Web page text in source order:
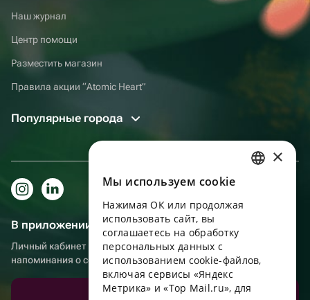
Наш журнал
Центр помощи
Разместить магазин
Правила акции “Atomic Heart”
Популярные города
В приложении еще удобнее!
Личный кабинет получателя, больше бонусов за покупки и
напоминания о событиях
Скачать приложение
ENGLISH
UKRAINIAN
PORTUGUESE
×
Мы используем сookie
Нажимая ОК или продолжая
использовать сайт, вы
соглашаетесь на обработку
персональных данных с
использованием cookie-файлов,
включая сервисы «Яндекс
Метрика» и «Top Mail.ru», для